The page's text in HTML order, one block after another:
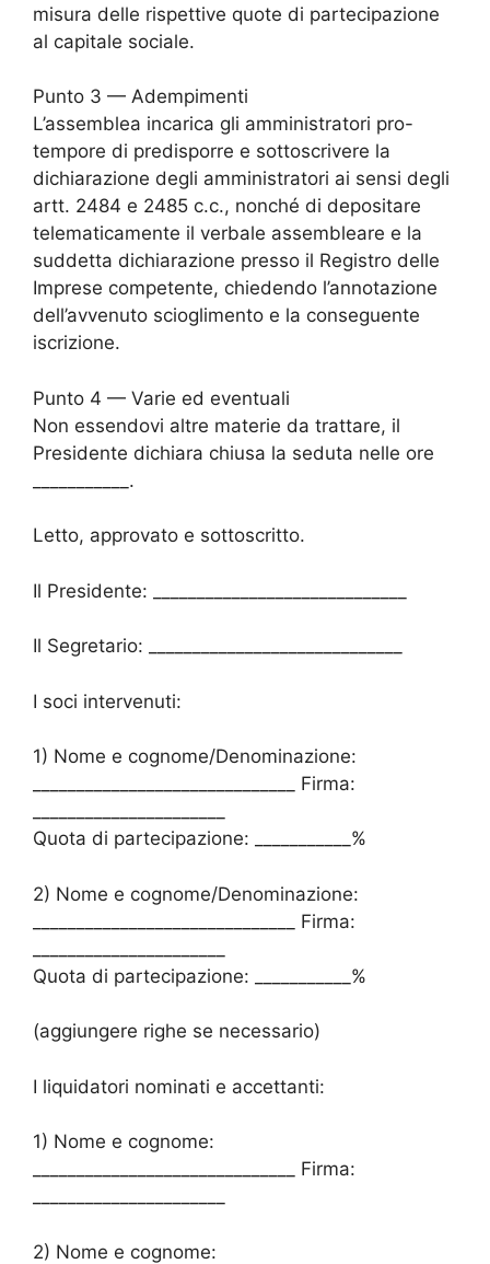
misura delle rispettive quote di partecipazione
al capitale sociale.
Punto 3 — Adempimenti
L’assemblea incarica gli amministratori pro-
tempore di predisporre e sottoscrivere la
dichiarazione degli amministratori ai sensi degli
artt. 2484 e 2485 c.c., nonché di depositare
telematicamente il verbale assembleare e la
suddetta dichiarazione presso il Registro delle
Imprese competente, chiedendo l’annotazione
dell’avvenuto scioglimento e la conseguente
iscrizione.
Punto 4 — Varie ed eventuali
Non essendovi altre materie da trattare, il
Presidente dichiara chiusa la seduta nelle ore
___________.
Letto, approvato e sottoscritto.
Il Presidente: _____________________________
Il Segretario: _____________________________
I soci intervenuti:
1) Nome e cognome/Denominazione:
______________________________ Firma:
Quota di partecipazione: ___________%
2) Nome e cognome/Denominazione:
______________________________ Firma:
Quota di partecipazione: ___________%
(aggiungere righe se necessario)
I liquidatori nominati e accettanti:
1) Nome e cognome:
______________________________ Firma:
2) Nome e cognome: